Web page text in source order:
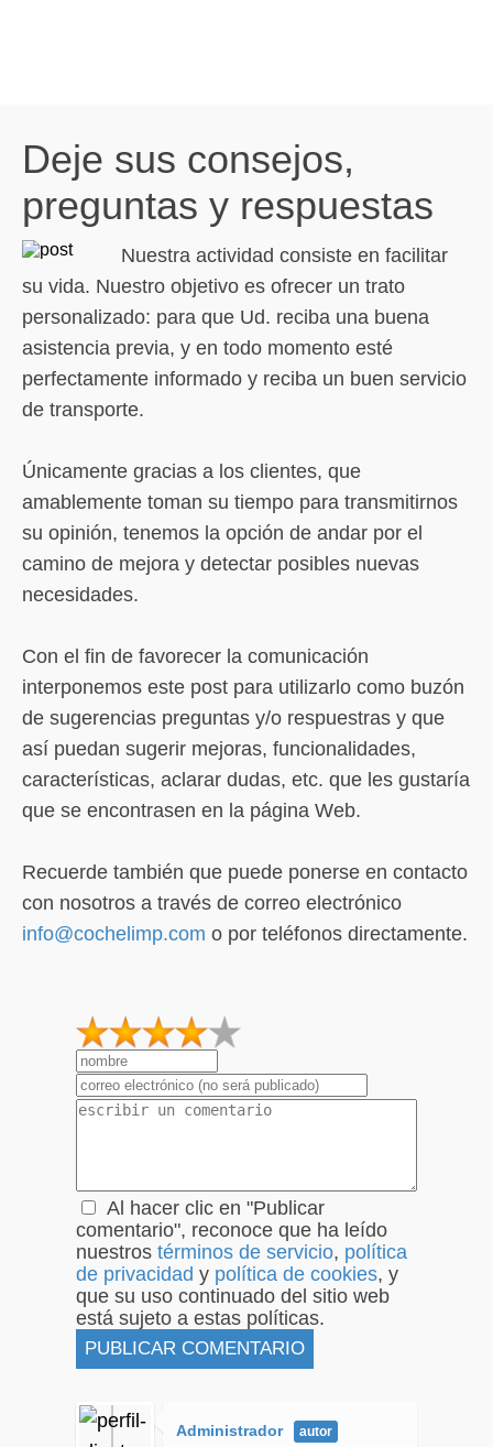
Deje sus consejos,
preguntas y respuestas
Nuestra actividad consiste en facilitar
su vida. Nuestro objetivo es ofrecer un trato
personalizado: para que Ud. reciba una buena
asistencia previa, y en todo momento esté
perfectamente informado y reciba un buen servicio
de transporte.
Únicamente gracias a los clientes, que
amablemente toman su tiempo para transmitirnos
su opinión, tenemos la opción de andar por el
camino de mejora y detectar posibles nuevas
necesidades.
Con el fin de favorecer la comunicación
interponemos este post para utilizarlo como buzón
de sugerencias preguntas y/o respuestras y que
así puedan sugerir mejoras, funcionalidades,
características, aclarar dudas, etc. que les gustaría
que se encontrasen en la página Web.
Recuerde también que puede ponerse en contacto
con nosotros a través de correo electrónico
info@cochelimp.com o por teléfonos directamente.
2
1
Al hacer clic en "Publicar
comentario", reconoce que ha leído
nuestros términos de servicio, política
de privacidad y política de cookies, y
que su uso continuado del sitio web
está sujeto a estas políticas.
Administrador